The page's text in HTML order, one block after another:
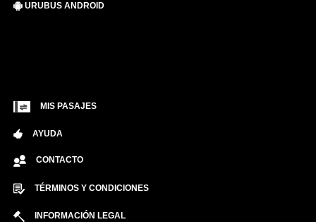
URUBUS ANDROID
MIS PASAJES
AYUDA
CONTACTO
TÉRMINOS Y CONDICIONES
INFORMACIÓN LEGAL